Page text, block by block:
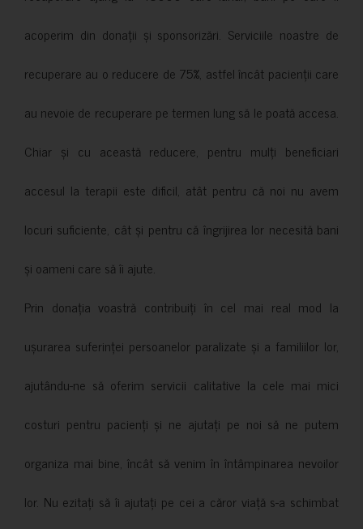
acoperim din donații și sponsorizări. Serviciile noastre de
recuperare au o reducere de 75%, astfel încât pacienții care
au nevoie de recuperare pe termen lung să le poată accesa.
Chiar și cu această reducere, pentru mulți beneficiari
accesul la terapii este dificil, atât pentru că noi nu avem
locuri suficiente, cât și pentru că îngrijirea lor necesită bani
și oameni care să îi ajute.
Prin donația voastră contribuiți în cel mai real mod la
ușurarea suferinței persoanelor paralizate și a familiilor lor,
ajutându-ne să oferim servicii calitative la cele mai mici
costuri pentru pacienți și ne ajutați pe noi să ne putem
organiza mai bine, încât să venim în întâmpinarea nevoilor
lor. Nu ezitați să îi ajutați pe cei a căror viață s-a schimbat